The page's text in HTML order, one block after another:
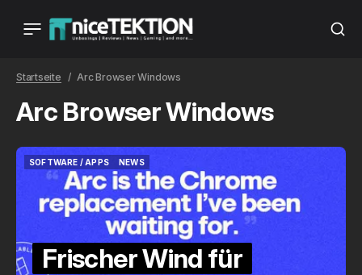
Startseite Arc Browser Windows
Arc Browser Windows
SOFTWARE / APPS
SOFTWARE / APPS
NEWS
NEWS
Frischer Wind für